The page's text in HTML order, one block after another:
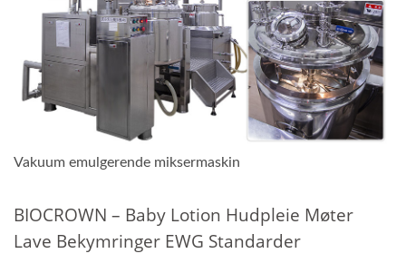
Vakuum emulgerende miksermaskin
BIOCROWN – Baby Lotion Hudpleie Møter
Lave Bekymringer EWG Standarder